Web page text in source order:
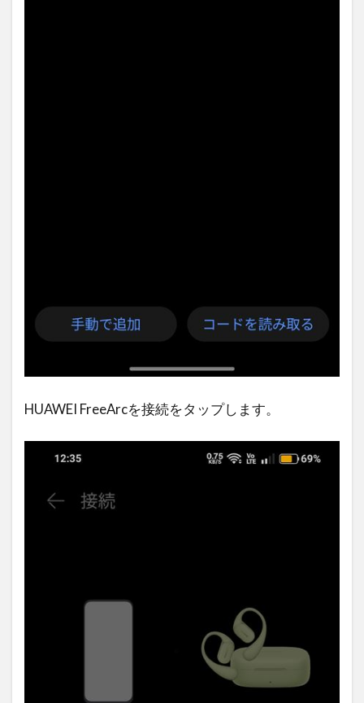
HUAWEI FreeArcを接続をタップします。